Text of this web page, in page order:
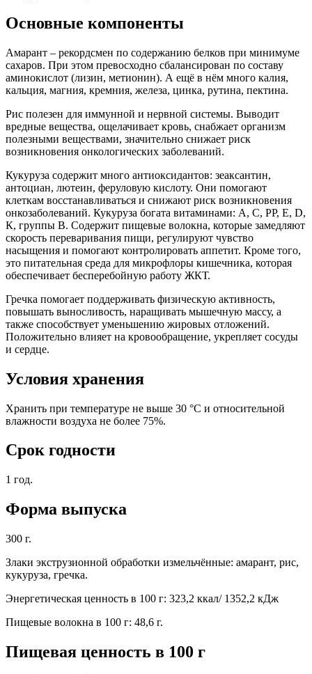
Основные компоненты
Амарант – рекордсмен по содержанию белков при минимуме
сахаров. При этом превосходно сбалансирован по составу
аминокислот (лизин, метионин). А ещё в нём много калия,
кальция, магния, кремния, железа, цинка, рутина, пектина.
Рис полезен для иммунной и нервной системы. Выводит
вредные вещества, ощелачивает кровь, снабжает организм
полезными веществами, значительно снижает риск
возникновения онкологических заболеваний.
Кукуруза содержит много антиоксидантов: зеаксантин,
антоциан, лютеин, феруловую кислоту. Они помогают
клеткам восстанавливаться и снижают риск возникновения
онкозаболеваний. Кукуруза богата витаминами: А, С, РР, Е, D,
К, группы В. Содержит пищевые волокна, которые замедляют
скорость переваривания пищи, регулируют чувство
насыщения и помогают контролировать аппетит. Кроме того,
это питательная среда для микрофлоры кишечника, которая
обеспечивает бесперебойную работу ЖКТ.
Гречка помогает поддерживать физическую активность,
повышать выносливость, наращивать мышечную массу, а
также способствует уменьшению жировых отложений.
Положительно влияет на кровообращение, укрепляет сосуды
и сердце.
Условия хранения
Хранить при температуре не выше 30 °С и относительной
влажности воздуха не более 75%.
Срок годности
1 год.
Форма выпуска
300 г.
Злаки экструзионной обработки измельчённые: амарант, рис,
кукуруза, гречка.
Энергетическая ценность в 100 г: 323,2 ккал/ 1352,2 кДж
Пищевые волокна в 100 г: 48,6 г.
Пищевая ценность в 100 г